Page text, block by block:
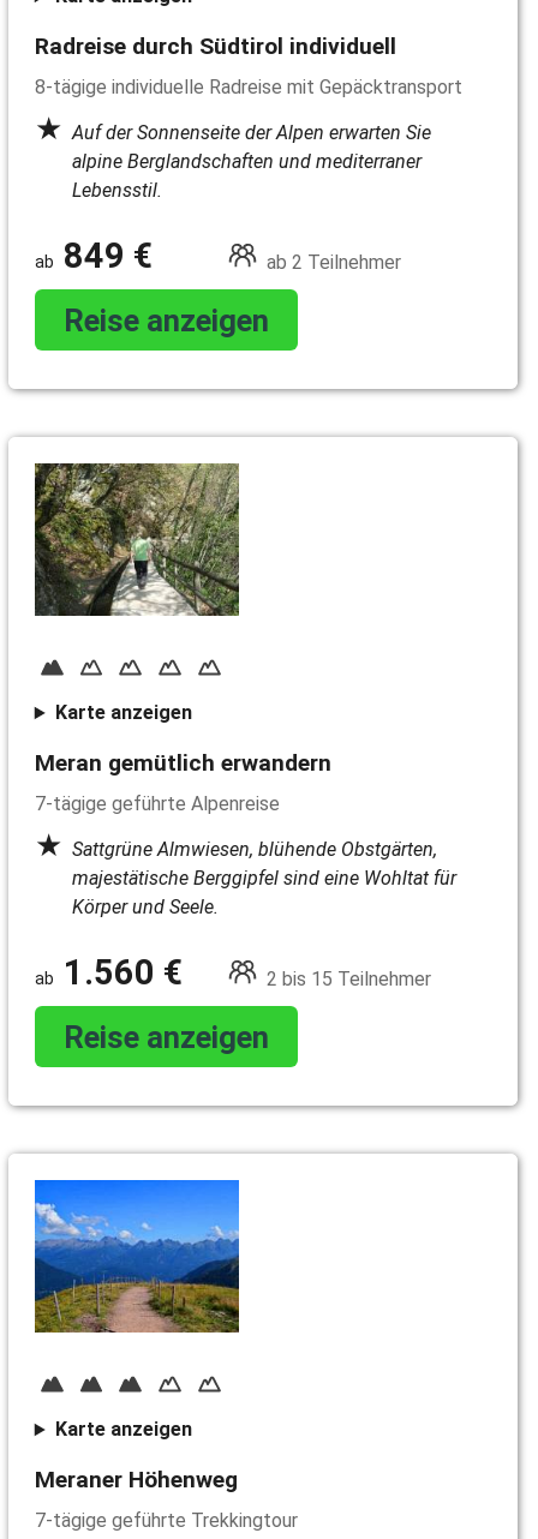
Radreise durch Südtirol individuell
8-tägige individuelle Radreise mit Gepäcktransport
Auf der Sonnenseite der Alpen erwarten Sie
alpine Berglandschaften und mediterraner
Lebensstil.
849 € ab 2 Teilnehmer
Reise anzeigen
Karte anzeigen
Meran gemütlich erwandern
7-tägige geführte Alpenreise
Sattgrüne Almwiesen, blühende Obstgärten,
majestätische Berggipfel sind eine Wohltat für
Körper und Seele.
1.560 € 2 bis 15 Teilnehmer
Reise anzeigen
Karte anzeigen
Meraner Höhenweg
7-tägige geführte Trekkingtour